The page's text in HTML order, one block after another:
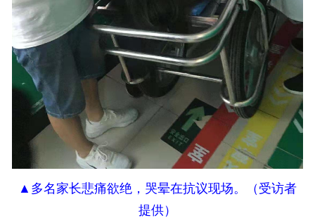
▲ 多名家长悲痛欲绝，哭晕在抗议现场。（受访者
提供）